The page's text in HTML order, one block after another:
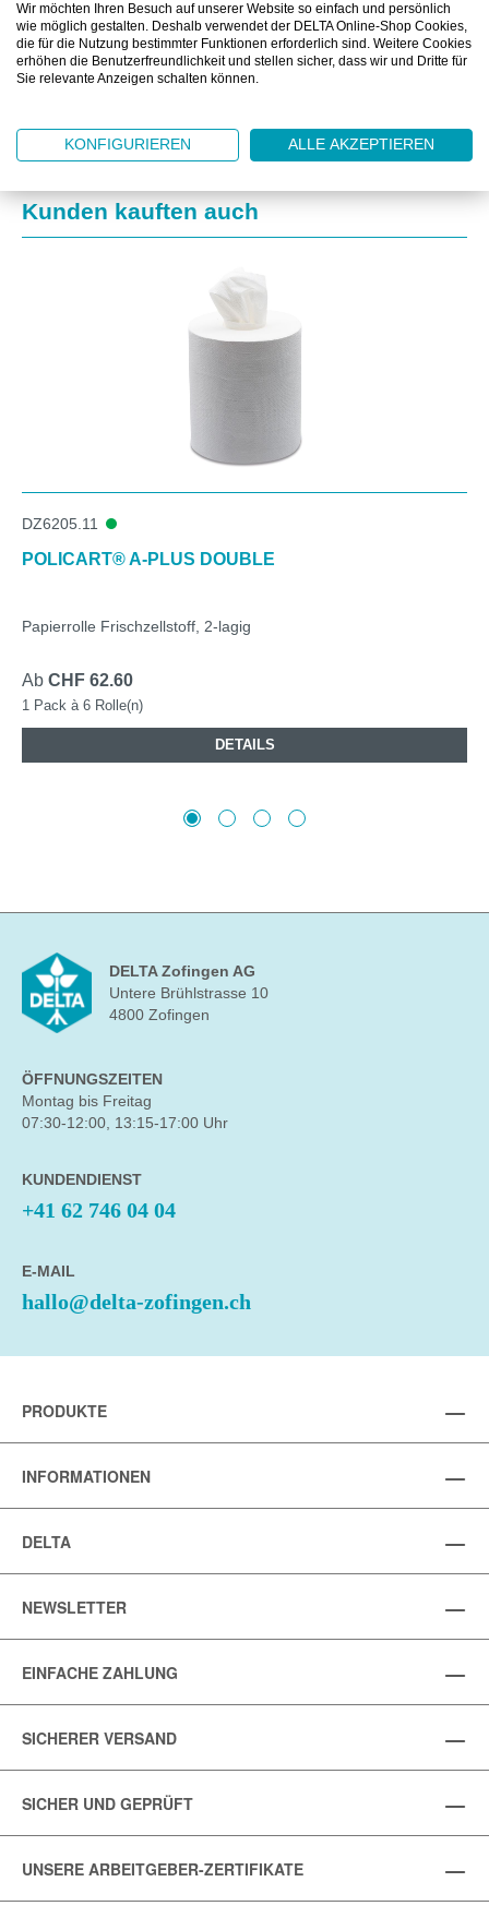
BESCHREIBUNG
ZUSATZINFORMATIONEN
Produktgalerie überspringen
Kunden kauften auch
DZ6205.11
POLICART® A-PLUS DOUBLE
Papierrolle Frischzellstoff, 2-lagig
Ab CHF 62.60
1 Pack à 6 Rolle(n)
DETAILS
DELTA Zofingen AG
Untere Brühlstrasse 10
4800 Zofingen
ÖFFNUNGSZEITEN
Montag bis Freitag
07:30-12:00, 13:15-17:00 Uhr
KUNDENDIENST
+41 62 746 04 04
E-MAIL
hallo@delta-zofingen.ch
PRODUKTE
INFORMATIONEN
DELTA
NEWSLETTER
EINFACHE ZAHLUNG
SICHERER VERSAND
SICHER UND GEPRÜFT
UNSERE ARBEITGEBER-ZERTIFIKATE
Wir möchten Ihren Besuch auf unserer Website so einfach und persönlich
wie möglich gestalten. Deshalb verwendet der DELTA Online-Shop Cookies,
die für die Nutzung bestimmter Funktionen erforderlich sind. Weitere Cookies
erhöhen die Benutzerfreundlichkeit und stellen sicher, dass wir und Dritte für
Sie relevante Anzeigen schalten können.
KONFIGURIEREN ALLE AKZEPTIEREN